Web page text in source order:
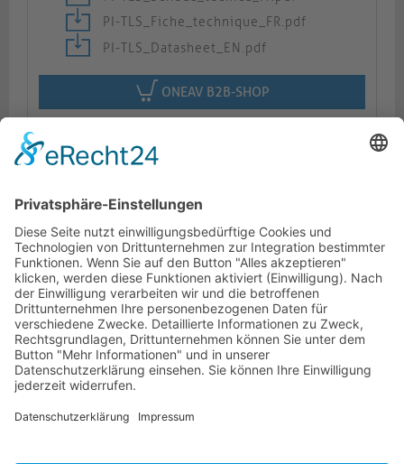
PI-TLS_Fiche_technique_FR.pdf
PI-TLS_Datasheet_EN.pdf
ONEAV B2B-SHOP
Beschreibung
Dokumente
HOTLINE
PURELINK.DE